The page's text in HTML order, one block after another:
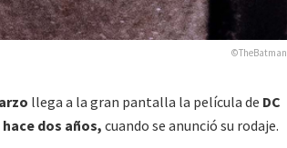
©TheBatman
llega a la gran pantalla la película de DC
hace dos años, cuando se anunció su rodaje.